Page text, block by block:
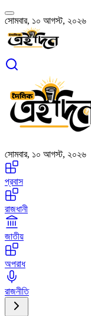
সোমবার, ১০ আগস্ট, ২০২৬
সোমবার, ১০ আগস্ট, ২০২৬
প্রবাস
রাজধানী
জাতীয়
অপরাধ
রাজনীতি